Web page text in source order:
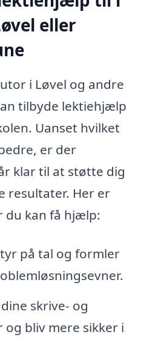
eller
i Løvel og andre
tilbyde lektiehjælp
Uanset hvilket
er der
klar til at støtte dig
resultater. Her er
du kan få hjælp:
på tal og formler
skrive- og
bliv mere sikker i